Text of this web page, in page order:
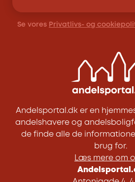
Se vores Privatlivs- og
Andelsportal.dk er en
andelshavere og
de finde alle de
brug for.
Læs mere om